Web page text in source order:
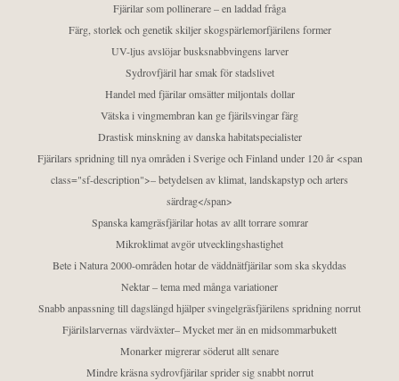
Fjärilar som pollinerare – en laddad fråga
Färg, storlek och genetik skiljer skogspärlemorfjärilens former
UV-ljus avslöjar busksnabbvingens larver
Sydrovfjäril har smak för stadslivet
Handel med fjärilar omsätter miljontals dollar
Vätska i vingmembran kan ge fjärilsvingar färg
Drastisk minskning av danska habitatspecialister
Fjärilars spridning till nya områden i Sverige och Finland under 120 år <span
class="sf-description">– betydelsen av klimat, landskapstyp och arters
särdrag</span>
Spanska kamgräsfjärilar hotas av allt torrare somrar
Mikroklimat avgör utvecklingshastighet
Bete i Natura 2000-områden hotar de väddnätfjärilar som ska skyddas
Nektar – tema med många variationer
Snabb anpassning till dagslängd hjälper svingelgräsfjärilens spridning norrut
Fjärilslarvernas värdväxter– Mycket mer än en midsommarbukett
Monarker migrerar söderut allt senare
Mindre kräsna sydrovfjärilar sprider sig snabbt norrut